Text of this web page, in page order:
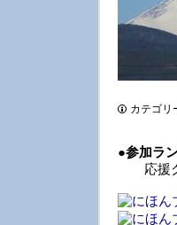
カテゴリ
●参加ラ
応援ク